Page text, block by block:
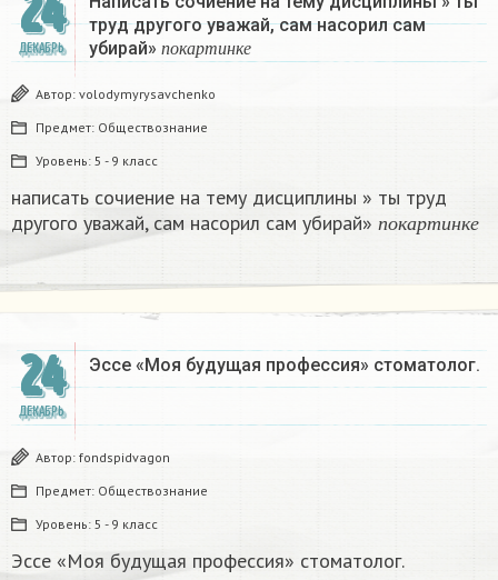
24
ДЕКАБРЬ
труд другого уважай, сам насорил сам
убирай»
по ка р т и н ке
п ока ртинке
Автор: volodymyrysavchenko
Предмет: Обществознание
Уровень: 5 - 9 класс
написать сочиение на тему дисциплины » ты труд
другого уважай, сам насорил сам убирай»
п о ка р т и н ке
по карт
24
ДЕКАБРЬ
Эссе «Моя будущая профессия» стоматолог.
Автор: fondspidvagon
Предмет: Обществознание
Уровень: 5 - 9 класс
Эссе «Моя будущая профессия» стоматолог.